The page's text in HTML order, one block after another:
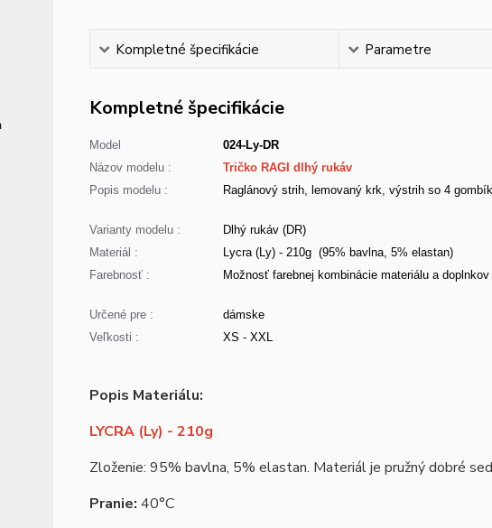
Kompletné špecifikácie Parametre
Kompletné špecifikácie
Model
024-Ly-DR
Názov modelu :
Tričko RAGI dlhý rukáv
Popis modelu :
Raglánový strih, lemovaný krk, výstrih so 4
Varianty modelu :
Dlhý rukáv (DR)
Materiál :
Lycra (Ly) - 210g (95% bavlna, 5% elastan)
Farebnosť :
Možnosť farebnej kombinácie materiálu a doplnkov
Určené pre :
dámske
Veľkosti :
XS - XXL
Popis Materiálu:
LYCRA (Ly) - 210g
Zloženie: 95% bavlna, 5% elastan. Materiál je pružný dobré
Pranie: 40°C